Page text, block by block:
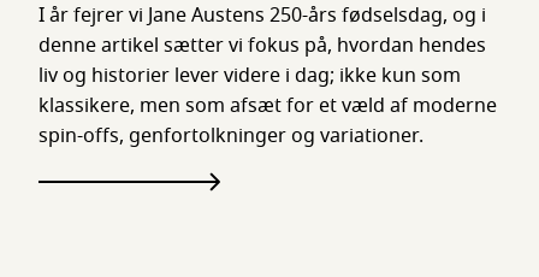
I år fejrer vi Jane Austens 250-års fødselsdag, og i
denne artikel sætter vi fokus på, hvordan hendes
liv og historier lever videre i dag; ikke kun som
klassikere, men som afsæt for et væld af moderne
spin-offs, genfortolkninger og variationer.